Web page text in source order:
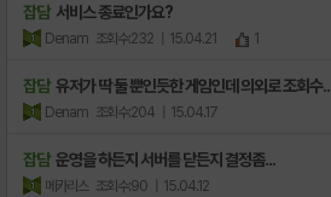
잡담 서비스 종료인가요?
Denam 조회수:232 | 15.04.21 1
잡담 유저가 딱 둘 뿐인듯한 게임인데 의외로 조회수..
Denam 조회수:204 | 15.04.17
잡담 운영을 하든지 서버를 닫든지 결정좀...
메카리스 조회수:90 | 15.04.12